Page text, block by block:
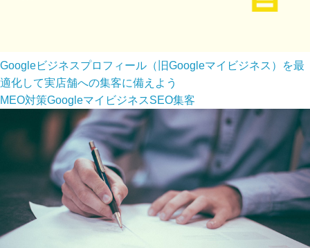
Googleビジネスプロフィール（旧Googleマイビジネス）を最
適化して実店舗への集客に備えよう
MEO対策GoogleマイビジネスSEO集客